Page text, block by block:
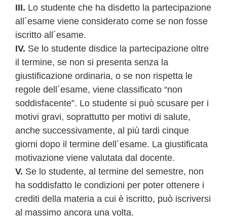
III. Lo studente che ha disdetto la partecipazione
all´esame viene considerato come se non fosse
iscritto all´esame.
IV. Se lo studente disdice la partecipazione oltre
il termine, se non si presenta senza la
giustificazione ordinaria, o se non rispetta le
regole dell´esame, viene classificato “non
soddisfacente”. Lo studente si può scusare per i
motivi gravi, soprattutto per motivi di salute,
anche successivamente, al più tardi cinque
giorni dopo il termine dell´esame. La giustificata
motivazione viene valutata dal docente.
V. Se lo studente, al termine del semestre, non
ha soddisfatto le condizioni per poter ottenere i
crediti della materia a cui è iscritto, può iscriversi
al massimo ancora una volta.